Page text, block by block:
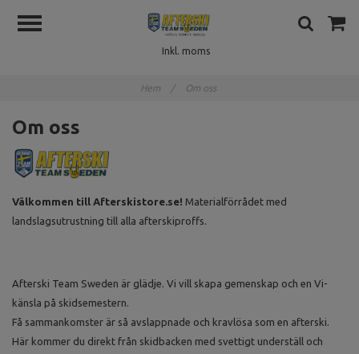
Inkl. moms
Hem / Om oss
Om oss
Välkommen till Afterskistore.se! Materialförrådet med
landslagsutrustning till alla afterskiproffs.
Afterski Team Sweden är glädje. Vi vill skapa gemenskap och en Vi-
känsla på skidsemestern.
Få sammankomster är så avslappnade och kravlösa som en afterski.
Här kommer du direkt från skidbacken med svettigt underställ och